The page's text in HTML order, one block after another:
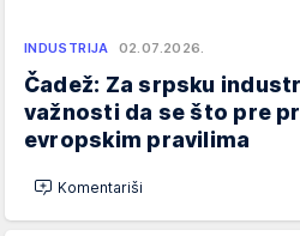
INDUSTRIJA 02.07.2026.
Čadež: Za srpsku
važnosti da se što pre
evropskim pravilima
Komentariši